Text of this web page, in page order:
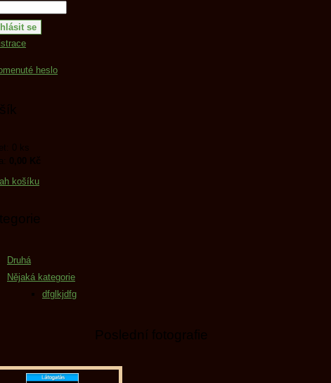
heslo
0 ks
0,00 Kč
košíku
Druhá
Nějaká kategorie
dfglkjdfg
Poslední fotografie